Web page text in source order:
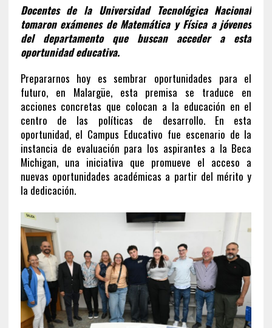
Docentes de la Universidad Tecnológica Nacional
tomaron exámenes de Matemática y Física a jóvenes
del departamento que buscan acceder a esta
oportunidad educativa.
Prepararnos hoy es sembrar oportunidades para el
futuro, en Malargüe, esta premisa se traduce en
acciones concretas que colocan a la educación en el
centro de las políticas de desarrollo. En esta
oportunidad, el Campus Educativo fue escenario de la
instancia de evaluación para los aspirantes a la Beca
Michigan, una iniciativa que promueve el acceso a
nuevas oportunidades académicas a partir del mérito y
la dedicación.